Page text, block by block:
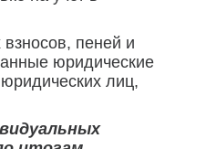
пеней и
юридические
лиц,